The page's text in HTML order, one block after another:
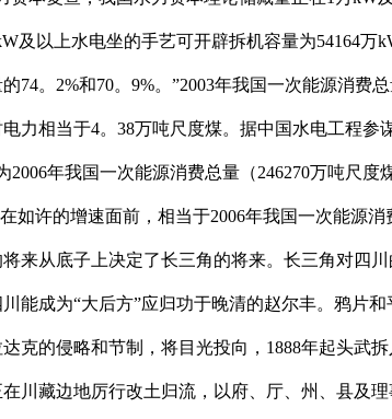
及以上水电坐的手艺可开辟拆机容量为54164万
74。2%和70。9%。”2003年我国一次能源消费
力相当于4。38万吨尺度煤。据中国水电工程
年我国一次能源消费总量（246270万吨尺
如许的增速面前，相当于2006年我国一次能源
来从底子上决定了长三角的将来。长三角对四
能成为“大后方”应归功于晚清的赵尔丰。鸦片
克的侵略和节制，将目光投向，1888年起头武
川藏边地厉行改土归流，以府、厅、州、县及